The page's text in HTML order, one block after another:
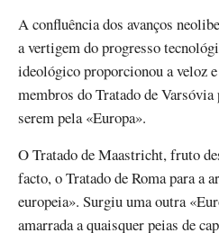
A confluência dos avanços
a vertigem do progresso
ideológico proporcionou a veloz
membros do Tratado de
serem pela «Europa».
O Tratado de Maastricht, fruto
facto, o Tratado de Roma para a
europeia». Surgiu uma outra
amarrada a quaisquer peias de